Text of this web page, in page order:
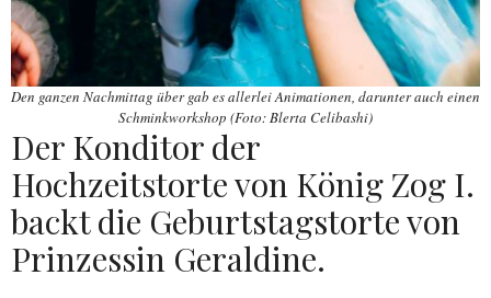
Den ganzen Nachmittag über gab es allerlei Animationen, darunter auch einen
Schminkworkshop (Foto: Blerta Celibashi)
Der Konditor der
Hochzeitstorte von König Zog I.
backt die Geburtstagstorte von
Prinzessin Geraldine.